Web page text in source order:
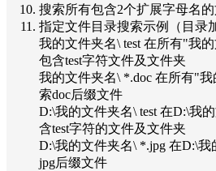
搜索所有包含2个扩展字母名
指定文件目录搜索示例（目录
我的文件夹名\ test 在所有"我
包含test字符文件及文件夹
我的文件夹名\ *.doc 在所有"
索doc后缀文件
D:\我的文件夹名\ test 在D:\我
含test字符的文件及文件夹
D:\我的文件夹名\ *.jpg 在D:\
jpg后缀文件